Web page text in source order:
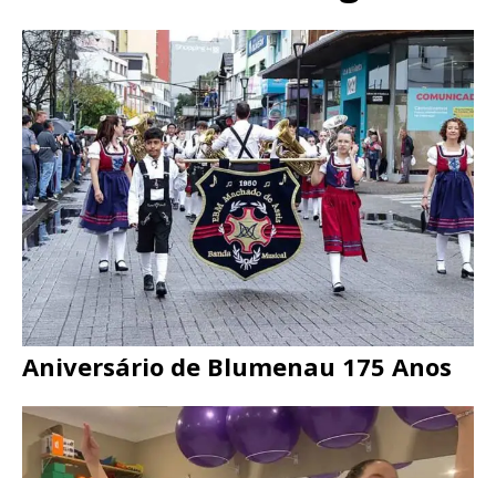
Aniversário de Blumenau 175 Anos